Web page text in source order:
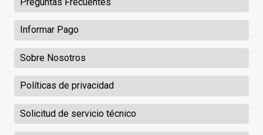
Informar Pago
Sobre Nosotros
Políticas de privacidad
Solicitud de servicio técnico